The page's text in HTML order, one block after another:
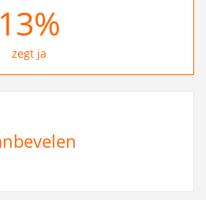
24%
zegt ja